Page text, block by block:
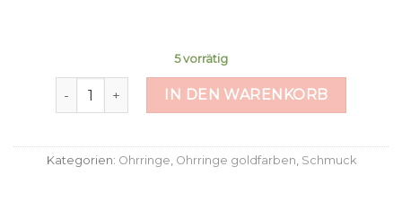
5 vorrätig
Perlenkette MengeIN DEN WARENKORB
Kategorien: Ohrringe, Ohrringe goldfarben, Schmuck